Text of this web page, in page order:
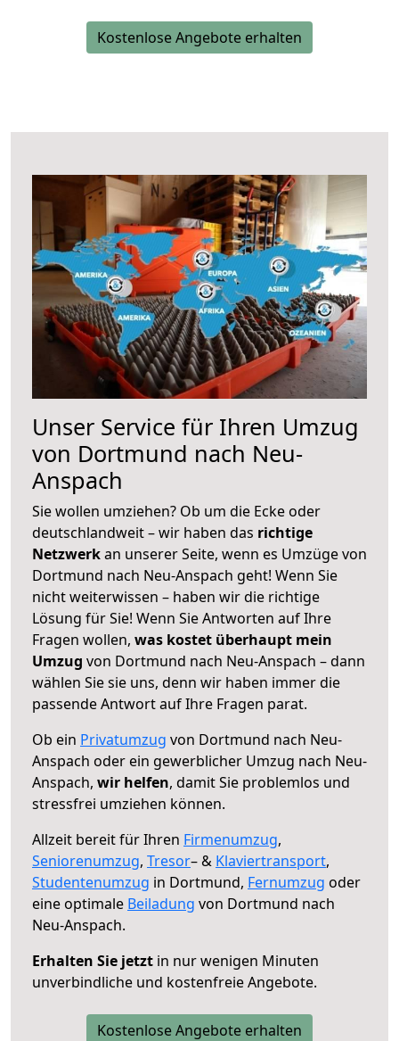
Kostenlose Angebote erhalten
Unser Service für Ihren Umzug
von Dortmund nach Neu-
Anspach
Sie wollen umziehen? Ob um die Ecke oder
deutschlandweit – wir haben das richtige
Netzwerkan unserer Seite, wenn es Umzüge von
Dortmund nach Neu-Anspach geht! Wenn Sie
nicht weiterwissen – haben wir die richtige
Lösung für Sie! Wenn Sie Antworten auf Ihre
Fragen wollen, was kostet überhaupt mein
Umzug von Dortmund nach Neu-Anspach – dann
wählen Sie sie uns, denn wir haben immer die
passende Antwort auf Ihre Fragen parat.
Ob ein Privatumzug von Dortmund nach Neu-
Anspach oder ein gewerblicher Umzug nach Neu-
Anspach, wir helfen, damit Sie problemlos und
stressfrei umziehen können.
Allzeit bereit für Ihren Firmenumzug,
Seniorenumzug, Tresor– & Klaviertransport,
Studentenumzug in Dortmund, Fernumzug oder
eine optimale Beiladung von Dortmund nach
Neu-Anspach.
Erhalten Sie jetzt in nur wenigen Minuten
unverbindliche und kostenfreie Angebote.
Kostenlose Angebote erhalten